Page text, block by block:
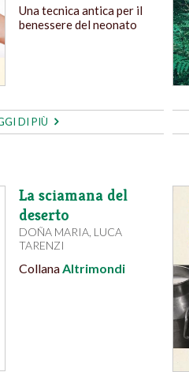
Una tecnica antica per il
benessere del neonato
DI PIÙ
La sciamana del
deserto
DOÑA MARIA LUCA
TARENZI
CollanaAltrimondi